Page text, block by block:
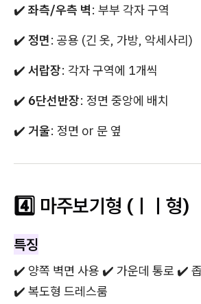
✔️ 좌측/우측 벽: 부부 각자 구역
✔️ 정면: 공용 (긴 옷, 가방, 악세사리)
✔️ 서랍장: 각자 구역에 1개씩
✔️ 6단선반장: 정면 중앙에 배치
✔️ 거울: 정면 or 문 옆
4️⃣ 마주보기형 (ㅣㅣ형)
특징
✔️ 양쪽 벽면 사용 ✔️ 가운데 통로 ✔️
✔️ 복도형 드레스룸